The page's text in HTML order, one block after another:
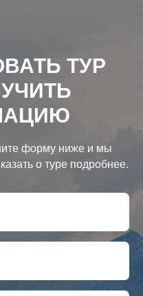
ТУР
форму ниже и мы
о туре подробнее.